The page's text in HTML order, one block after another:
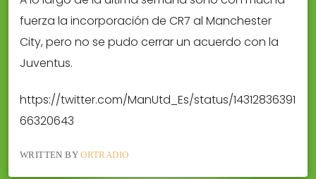
fuerza la incorporación de CR7 al Manchester
City, pero no se pudo cerrar un acuerdo con la
Juventus.
https://twitter.com/ManUtd_Es/status/14312836391
66320643
WRITTEN BYORTRADIO